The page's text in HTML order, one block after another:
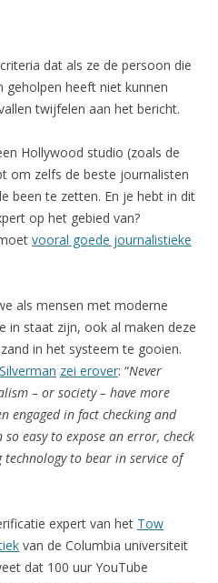
dat als ze de persoon die
geholpen heeft niet kunnen
twijfelen aan het bericht.
Hollywood studio (zoals de
om zelfs de beste journalisten
been te zetten. En je hebt in dit
op het gebied van?
vooral goede journalistieke
als mensen met moderne
in staat zijn, ook al maken deze
in het systeem te gooien.
zei erover: “Never
– or society – have more
engaged in fact checking and
easy to expose an error, check
to bear in service of
expert van het Tow
van de Columbia universiteit
dat 100 uur YouTube